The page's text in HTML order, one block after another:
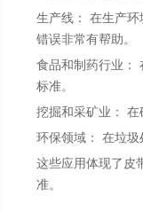
生产线： 在生产
错误非常有帮助。
食品和制药行业：
标准。
挖掘和采矿业： 在
环保领域： 在垃圾
这些应用体现了皮
准。